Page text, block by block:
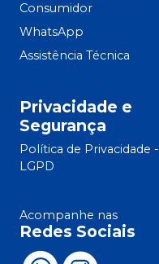
Consumidor
WhatsApp
Assistência Técnica
Privacidade e
Segurança
Política de Privacidade -
LGPD
Acompanhe nas
Redes Sociais